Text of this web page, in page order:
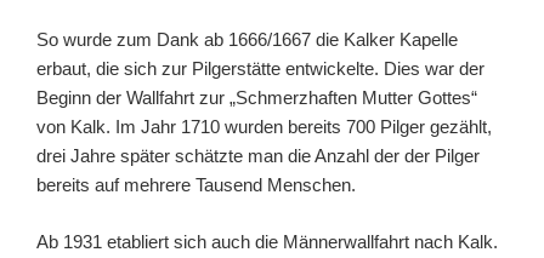
So wurde zum Dank ab 1666/1667 die Kalker Kapelle
erbaut, die sich zur Pilgerstätte entwickelte. Dies war der
Beginn der Wallfahrt zur „Schmerzhaften Mutter Gottes“
von Kalk. Im Jahr 1710 wurden bereits 700 Pilger gezählt,
drei Jahre später schätzte man die Anzahl der der Pilger
bereits auf mehrere Tausend Menschen.
Ab 1931 etabliert sich auch die Männerwallfahrt nach Kalk.